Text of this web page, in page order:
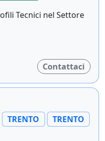
Tecnici nel Settore
Contattaci
TRENTO
TRENTO